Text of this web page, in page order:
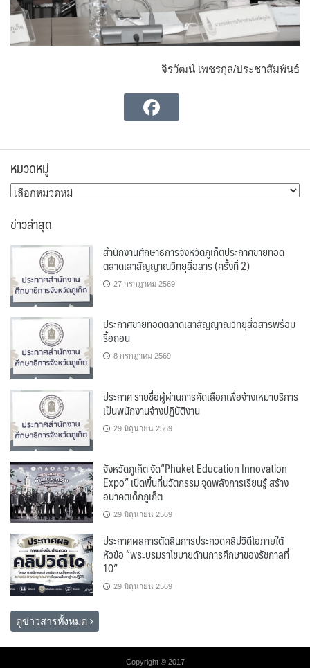
จิรวัฒน์ เพชรกุล/ประชาสัมพันธ์
หมวดหมู่
หมวด
ข่าวล่าสุด
สำนักงานศึกษาธิการจังหวัดภูเก็ตประกาศขายทอด
ตลาดเสาสัญญาณวิทยุสื่อสาร (ครั้งที่ 2)
27 กรกฎาคม 2569
ประกาศขายทอดตลาดเสาสัญญาณวิทยุสื่อสารพร้อม
รื้อถอน
8 กรกฎาคม 2569
ประกาศ รายชื่อผู้ผ่านการคัดเลือกเพื่อจ้างเหมาบริการ
เป็นพนักงานจ้างปฏิบัติงาน
29 มิถุนายน 2569
จังหวัดภูเก็ต จัด“Phuket Education Innovation
Expo” เปิดพื้นที่นวัตกรรม จุดพลังการเรียนรู้ สร้าง
อนาคตเด็กภูเก็ต
29 มิถุนายน 2569
ประกาศผลการตัดสินการประกวดคลิปวิดีโอภายใต้
หัวข้อ “พระบรมราโชบายด้านการศึกษาของรัชกาลที่
10”
29 มิถุนายน 2569
ดูข่าวสารทั้งหมด
Copyright © 2017